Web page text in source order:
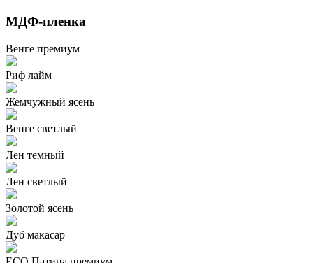
МДФ-пленка
Венге премиум
Риф лайм
Жемчужный ясень
Венге светлый
Лен темный
Лен светлый
Золотой ясень
Дуб макасар